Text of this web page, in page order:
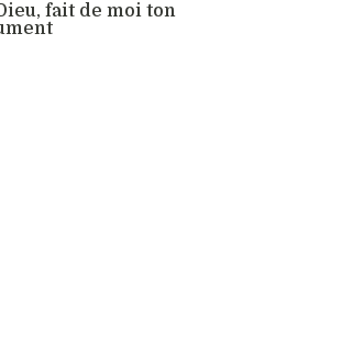
fait de moi ton